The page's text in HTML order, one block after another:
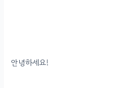
안녕하세요!